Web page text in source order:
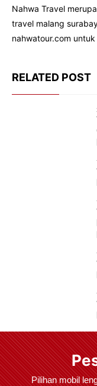
Nahwa Travel
travel malang
nahwatour.com
RELATED POST
Pilihan mobil